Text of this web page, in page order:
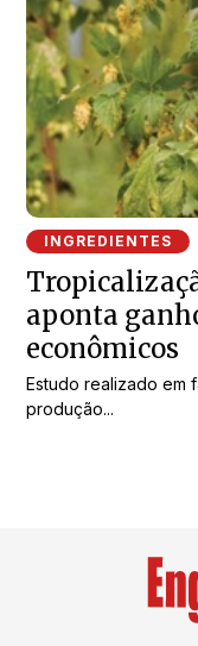
INGREDIENTES
aponta
econômicos
Estudo realizado em
produção...